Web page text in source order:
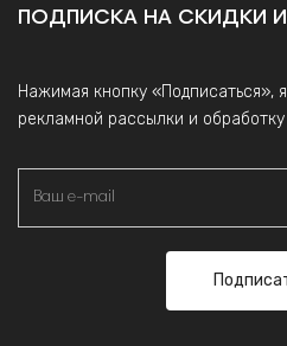
ПОДПИСКА НА СКИДКИ
Нажимая кнопку «Подписаться»,
рекламной рассылки и обработку